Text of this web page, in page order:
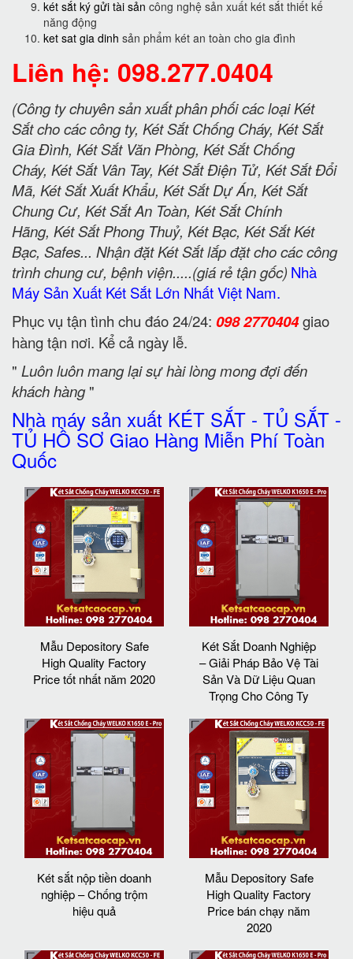
két sắt ký gửi tài sản công nghệ sản xuất két sắt thiết kế
năng động
ket sat gia dinh sản phẩm két an toàn cho gia đình
Liên hệ: 098.277.0404
(Công ty chuyên sản xuất phân phối các loại Két
Sắt cho các công ty, Két Sắt Chống Cháy, Két Sắt
Gia Đình, Két Sắt Văn Phòng, Két Sắt Chống
Cháy, Két Sắt Vân Tay, Két Sắt Điện Tử, Két Sắt Đổi
Mã, Két Sắt Xuất Khẩu, Két Sắt Dự Án, Két Sắt
Chung Cư, Két Sắt An Toàn, Két Sắt Chính
Hãng, Két Sắt Phong Thuỷ, Két Bạc, Két Sắt Két
Bạc, Safes... Nhận đặt Két Sắt lắp đặt cho các công
trình chung cư, bệnh viện.....(giá rẻ tận gốc) Nhà
Máy Sản Xuất Két Sắt Lớn Nhất Việt Nam.
Phục vụ tận tình chu đáo 24/24: 098 2770404giao
hàng tận nơi. Kể cả ngày lễ.
" Luôn luôn mang lại sự hài lòng mong đợi đến
khách hàng"
Nhà máy sản xuất KÉT SẮT - TỦ SẮT -
TỦ HỒ SƠ Giao Hàng Miễn Phí Toàn
Quốc
Mẫu Depository Safe
High Quality Factory
Price tốt nhất năm 2020
Két Sắt Doanh Nghiệp
– Giải Pháp Bảo Vệ Tài
Sản Và Dữ Liệu Quan
Trọng Cho Công Ty
Két sắt nộp tiền doanh
nghiệp – Chống trộm
hiệu quả
Mẫu Depository Safe
High Quality Factory
Price bán chạy năm
2020